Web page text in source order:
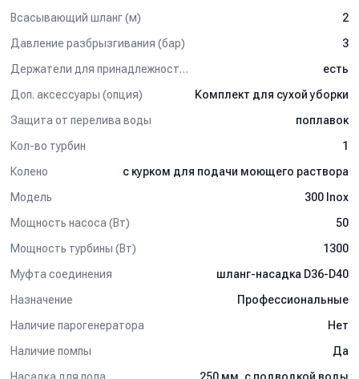
Всасывающий шланг (м)
2
Давление разбрызгивания (бар)
3
Держатели для принадлежностей
есть
Доп. аксессуары (опция)
Комплект для сухой уборки
Защита от перелива воды
поплавок
Кол-во турбин
1
Колено
с курком для подачи моющего раствора
Модель
300 Inox
Мощность насоса (Вт)
50
Мощность турбины (Вт)
1300
Муфта соединения
шланг-насадка D36-D40
Назначение
Профессиональные
Наличие парогенератора
Нет
Наличие помпы
Да
Насадка для пола